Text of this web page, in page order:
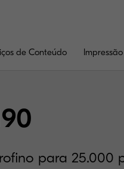
de Conteúdo Impressão
para 25.000